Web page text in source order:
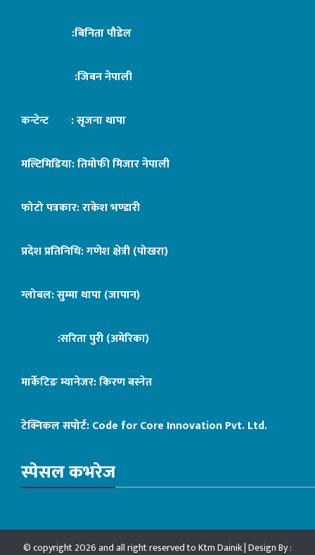
:बिनिता पौडेल
:जिबन नेपाली
कन्टेन्ट : सृजना थापा
मल्टिमिडिया: तिमोफी मिजार नेपाली
फोटो पत्रकार: राकेश भण्डारी
प्रदेश प्रतिनिधि: गणेश क्षेत्री (पोखरा)
ग्लोबल: सुम्मा थापा (जापान)
:सरिता पुरी (अमेरिका)
मार्केटिङ म्यानेजर: किरण बस्नेत
टेक्निकल सपोर्ट:Code for Core Innovation Pvt. Ltd.
स्पेसल कभरेज
© copyright 2026 and all right reserved to Ktm Dainik | Design By :